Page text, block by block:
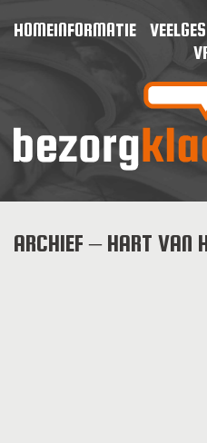
HOMEINFORMATIE
ARCHIEF – HART VAN